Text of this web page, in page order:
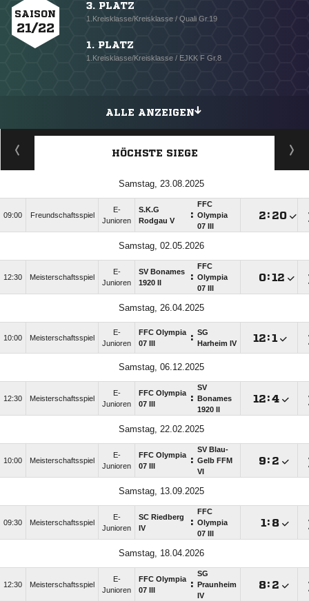
SAISON
21/22
3. PLATZ
1.Kreisklasse/Kreisklasse / Quali Gr.19
1. PLATZ
1.Kreisklasse/Kreisklasse / EJKK F Gr.8
ALLE ANZEIGEN
HÖCHSTE SIEGE
Samstag, 23.08.2025
09:00 Freundschaftsspiel
E-
Junioren
S.K.G
Rodgau V
:
FFC
Olympia
07 III
: 
Samstag, 02.05.2026
12:30 Meisterschaftsspiel
E-
Junioren
SV Bonames
1920 II
:
FFC
Olympia
07 III
:
Samstag, 26.04.2025
10:00 Meisterschaftsspiel
E-
Junioren
FFC Olympia
07 III
: SG
Harheim IV
:
Samstag, 06.12.2025
12:30 Meisterschaftsspiel
E-
Junioren
FFC Olympia
07 III
:
SV
Bonames
1920 II
:
Samstag, 22.02.2025
10:00 Meisterschaftsspiel
E-
Junioren
FFC Olympia
07 III
:
SV Blau-
Gelb FFM
VI
: 
Samstag, 13.09.2025
09:30 Meisterschaftsspiel
E-
Junioren
SC Riedberg
IV
:
FFC
Olympia
07 III
: 
Samstag, 18.04.2026
12:30 Meisterschaftsspiel
E-
Junioren
FFC Olympia
07 III
:
SG
Praunheim
IV
: 